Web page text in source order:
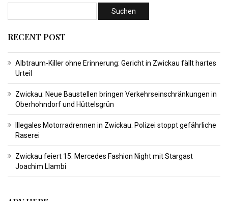
RECENT POST
Albtraum-Killer ohne Erinnerung: Gericht in Zwickau fällt hartes
Urteil
Zwickau: Neue Baustellen bringen Verkehrseinschränkungen in
Oberhohndorf und Hüttelsgrün
Illegales Motorradrennen in Zwickau: Polizei stoppt gefährliche
Raserei
Zwickau feiert 15. Mercedes Fashion Night mit Stargast
Joachim Llambi